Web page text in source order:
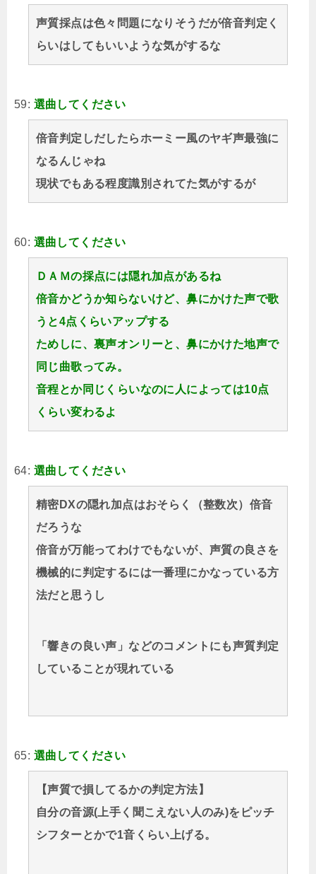
声質採点は色々問題になりそうだが倍音判定く
らいはしてもいいような気がするな
59: 選曲してください
倍音判定しだしたらホーミー風のヤギ声最強に
なるんじゃね
現状でもある程度識別されてた気がするが
60: 選曲してください
ＤＡＭの採点には隠れ加点があるね
倍音かどうか知らないけど、鼻にかけた声で歌
うと4点くらいアップする
ためしに、裏声オンリーと、鼻にかけた地声で
同じ曲歌ってみ。
音程とか同じくらいなのに人によっては10点
くらい変わるよ
64: 選曲してください
精密DXの隠れ加点はおそらく（整数次）倍音
だろうな
倍音が万能ってわけでもないが、声質の良さを
機械的に判定するには一番理にかなっている方
法だと思うし
「響きの良い声」などのコメントにも声質判定
していることが現れている
65: 選曲してください
【声質で損してるかの判定方法】
自分の音源(上手く聞こえない人のみ)をピッチ
シフターとかで1音くらい上げる。